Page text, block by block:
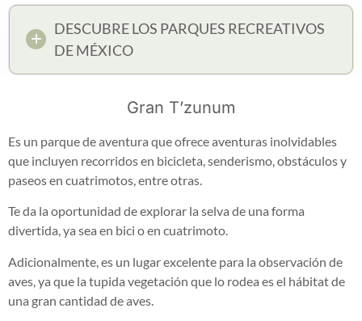
DESCUBRE LOS PARQUES RECREATIVOS
DE MÉXICO
Gran T’zunum
Es un parque de aventura que ofrece aventuras inolvidables
que incluyen recorridos en bicicleta, senderismo, obstáculos y
paseos en cuatrimotos, entre otras.
Te da la oportunidad de explorar la selva de una forma
divertida, ya sea en bici o en cuatrimoto.
Adicionalmente, es un lugar excelente para la observación de
aves, ya que la tupida vegetación que lo rodea es el hábitat de
una gran cantidad de aves.